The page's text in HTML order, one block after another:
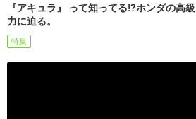
『アキュラ』 って知ってる!?ホンダの高
力に迫る。
特集